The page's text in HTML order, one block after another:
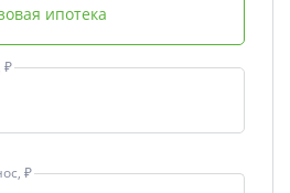
ипотека
₽
₽